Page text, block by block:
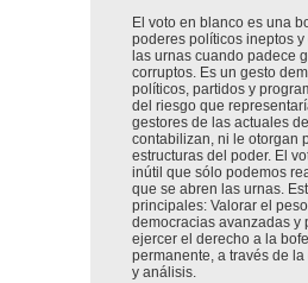
El voto en blanco es una
poderes políticos ineptos
las urnas cuando padece
corruptos. Es un gesto
políticos, partidos y
del riesgo que
gestores de las actuales
contabilizan, ni le otorgan
estructuras del poder. El
inútil que sólo podemos
que se abren las urnas.
principales: Valorar el
democracias avanzadas y
ejercer el derecho a la
permanente, a través de
y análisis.